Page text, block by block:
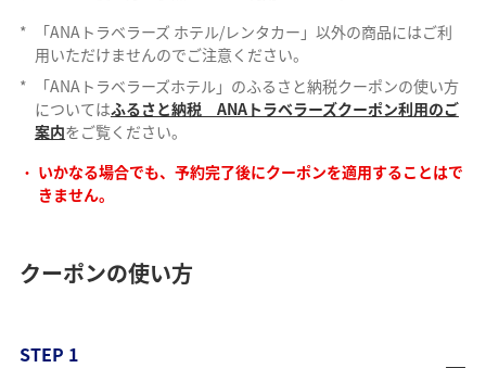
*
「ANAトラベラーズ ホテル/レンタカー」以外の商品にはご利
用いただけませんのでご注意ください。
*
「ANAトラベラーズホテル」のふるさと納税クーポンの使い方
についてはふるさと納税 ANAトラベラーズクーポン利用のご
案内をご覧ください。
いかなる場合でも、予約完了後にクーポンを適用することはで
きません。
クーポンの使い方
STEP 1